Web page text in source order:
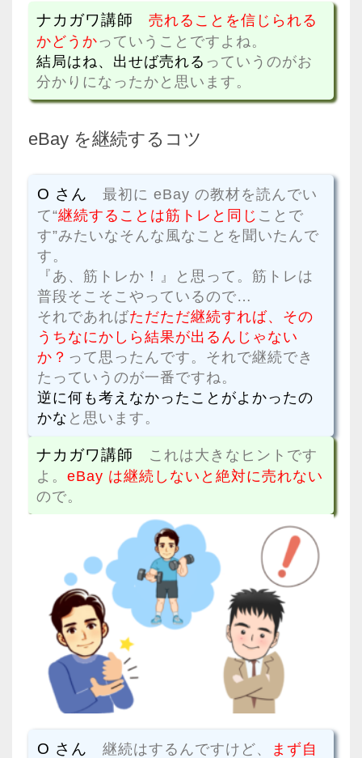
ナカガワ講師
売れることを信じられる
かどうかっていうことですよね。
結局はね、出せば売れる っていうのがお
分かりになったかと思います。
eBay を継続するコツ
O さん 最初に eBay の教材を読んでい
て“継続することは筋トレと同じ ことで
す”みたいなそんな風なことを聞いたんで
す。
『あ、筋トレか！』と思って。筋トレは
普段そこそこやっているので…
それであればただただ継続すれば、その
うちなにかしら結果が出るんじゃない
か？ って思ったんです。それで継続でき
たっていうのが一番ですね。
逆に何も考えなかったことがよかったの
かな と思います。
ナカガワ講師 これは大きなヒントです
よ。 eBay は継続しないと絶対に売れない
ので。
O さん 継続はするんですけど、
まず自